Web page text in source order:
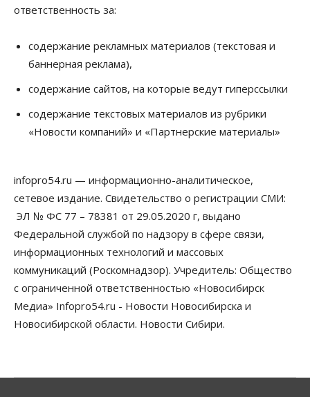
Расходы новосибирцев на спорт выросли на 40%
за полгода
07 Августа 2026, 14:35
07 Августа 2026, 14:00
07 Августа 2026, 13:55
Авто Общество
Треть автовладельцев в Новосибирской области
«поставили машины на прикол»
07 Августа 2026, 13:00
Власть
Школы, библиотеки, пешеходные тротуары:
депутаты Госдумы контролируют работы на
социальных объектах
07 Августа 2026, 12:35
Синоптики рассказали о погоде в Новосибирске
ответственность за:
содержание рекламных материалов (текстовая и
баннерная реклама),
содержание сайтов, на которые ведут гиперссылки
содержание текстовых материалов из рубрики
«Новости компаний» и «Партнерские материалы»
infopro54.ru — информационно-аналитическое,
сетевое издание. Свидетельство о регистрации СМИ:
ЭЛ № ФС 77 – 78381 от 29.05.2020 г, выдано
Федеральной службой по надзору в сфере связи,
информационных технологий и массовых
коммуникаций (Роскомнадзор). Учредитель: Общество
с ограниченной ответственностью «Новосибирск
Медиа» Infopro54.ru - Новости Новосибирска и
Новосибирской области. Новости Сибири.